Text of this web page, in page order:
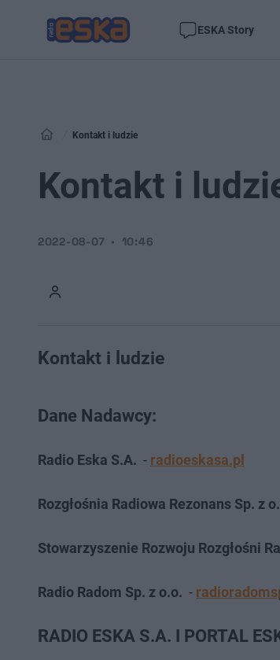
ESKA Story
Kontakt i ludzie
Kontakt i
2022-08-07 10:46
Kontakt i ludzie
Dane Nadawcy:
Radio Eska S.A. - radioeskasa.pl
Rozgłośnia Radiowa Rezonans Sp. z
Stowarzyszenie Rozwoju Rozgłośni
Radio Radom Sp. z o.o. -
RADIO ESKA S.A. I PORTAL